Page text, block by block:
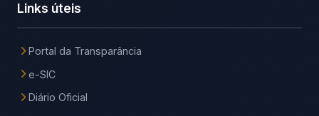
Links úteis
Portal da Transparância
e-SIC
Diário Oficial